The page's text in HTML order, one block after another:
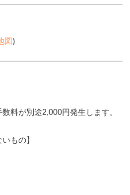
図)
料が別途2,000円発生します。
もの】